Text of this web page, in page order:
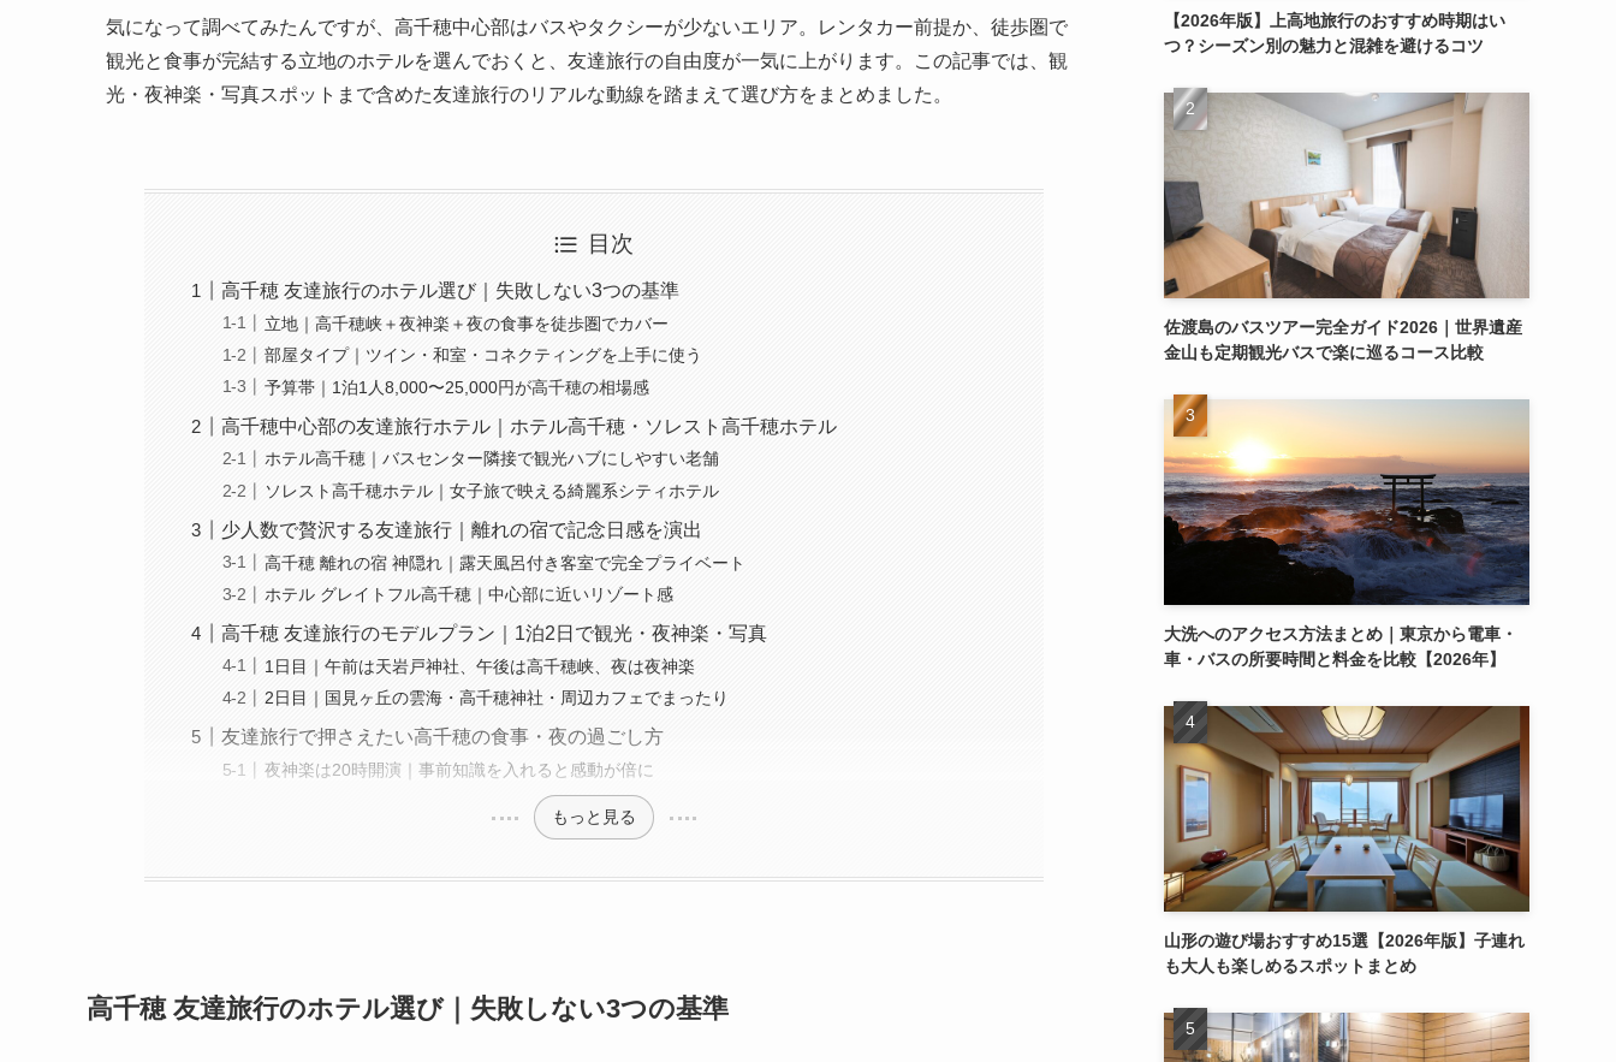
気になって調べてみたんですが、高千穂中心部はバスやタクシーが少ないエリア。レンタカー前提か、徒歩圏で
観光と食事が完結する立地のホテルを選んでおくと、友達旅行の自由度が一気に上がります。この記事では、観
光・夜神楽・写真スポットまで含めた友達旅行のリアルな動線を踏まえて選び方をまとめました。
目次
高千穂 友達旅行のホテル選び｜失敗しない3つの基準
立地｜高千穂峡＋夜神楽＋夜の食事を徒歩圏でカバー
部屋タイプ｜ツイン・和室・コネクティングを上手に使う
予算帯｜1泊1人8,000〜25,000円が高千穂の相場感
高千穂中心部の友達旅行ホテル｜ホテル高千穂・ソレスト高千穂ホテル
ホテル高千穂｜バスセンター隣接で観光ハブにしやすい老舗
ソレスト高千穂ホテル｜女子旅で映える綺麗系シティホテル
少人数で贅沢する友達旅行｜離れの宿で記念日感を演出
高千穂 離れの宿 神隠れ｜露天風呂付き客室で完全プライベート
ホテル グレイトフル高千穂｜中心部に近いリゾート感
高千穂 友達旅行のモデルプラン｜1泊2日で観光・夜神楽・写真
1日目｜午前は天岩戸神社、午後は高千穂峡、夜は夜神楽
2日目｜国見ヶ丘の雲海・高千穂神社・周辺カフェでまったり
友達旅行で押さえたい高千穂の食事・夜の過ごし方
夜神楽は20時開演｜事前知識を入れると感動が倍に
もっと見る
高千穂 友達旅行のホテル選び｜失敗しない3つの基準
【2026年版】上高地旅行のおすすめ時期はい
つ？シーズン別の魅力と混雑を避けるコツ
佐渡島のバスツアー完全ガイド2026｜世界遺産
金山も定期観光バスで楽に巡るコース比較
大洗へのアクセス方法まとめ｜東京から電車・
車・バスの所要時間と料金を比較【2026年】
山形の遊び場おすすめ15選【2026年版】子連れ
も大人も楽しめるスポットまとめ